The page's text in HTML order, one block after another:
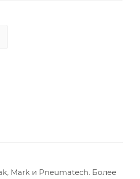
Mark и Pneumatech. Более